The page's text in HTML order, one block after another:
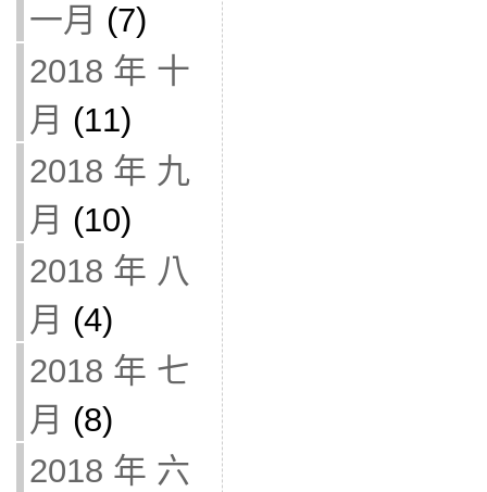
一月 (7)
2018 年 十
月 (11)
2018 年 九
月 (10)
2018 年 八
月 (4)
2018 年 七
月 (8)
2018 年 六